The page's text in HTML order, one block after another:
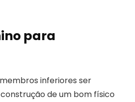
para
inferiores ser
de um bom físico